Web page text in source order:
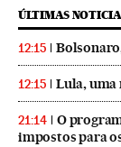
ÚLTIMAS
12:15
12:15 Lula, uma
21:14
O
impostos para